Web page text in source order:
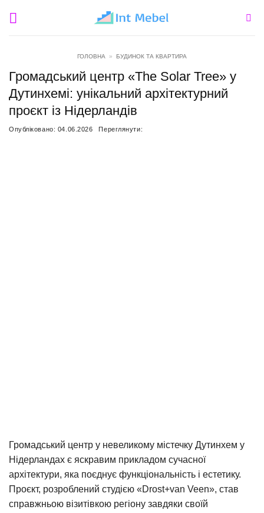
ГОЛОВНА » БУДИНОК ТА КВАРТИРА
Громадський центр «The Solar Tree» у
Дутинхемі: унікальний архітектурний
проєкт із Нідерландів
Опубліковано: 04.06.2026 Переглянути:
Громадський центр у невеликому містечку Дутинхем у
Нідерландах є яскравим прикладом сучасної
архітектури, яка поєднує функціональність і естетику.
Проєкт, розроблений студією «Drost+van Veen», став
справжньою візитівкою регіону завдяки своїй